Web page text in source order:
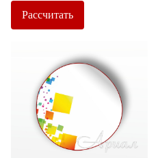
Рассчитать